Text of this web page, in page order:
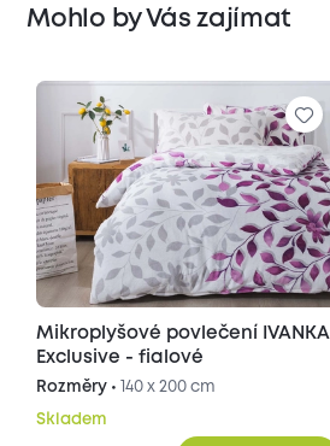
Mohlo by Vás zajímat
Mikroplyšové povlečení IVANKA
Exclusive - fialové
Rozměry • 140 x 200 cm
Skladem